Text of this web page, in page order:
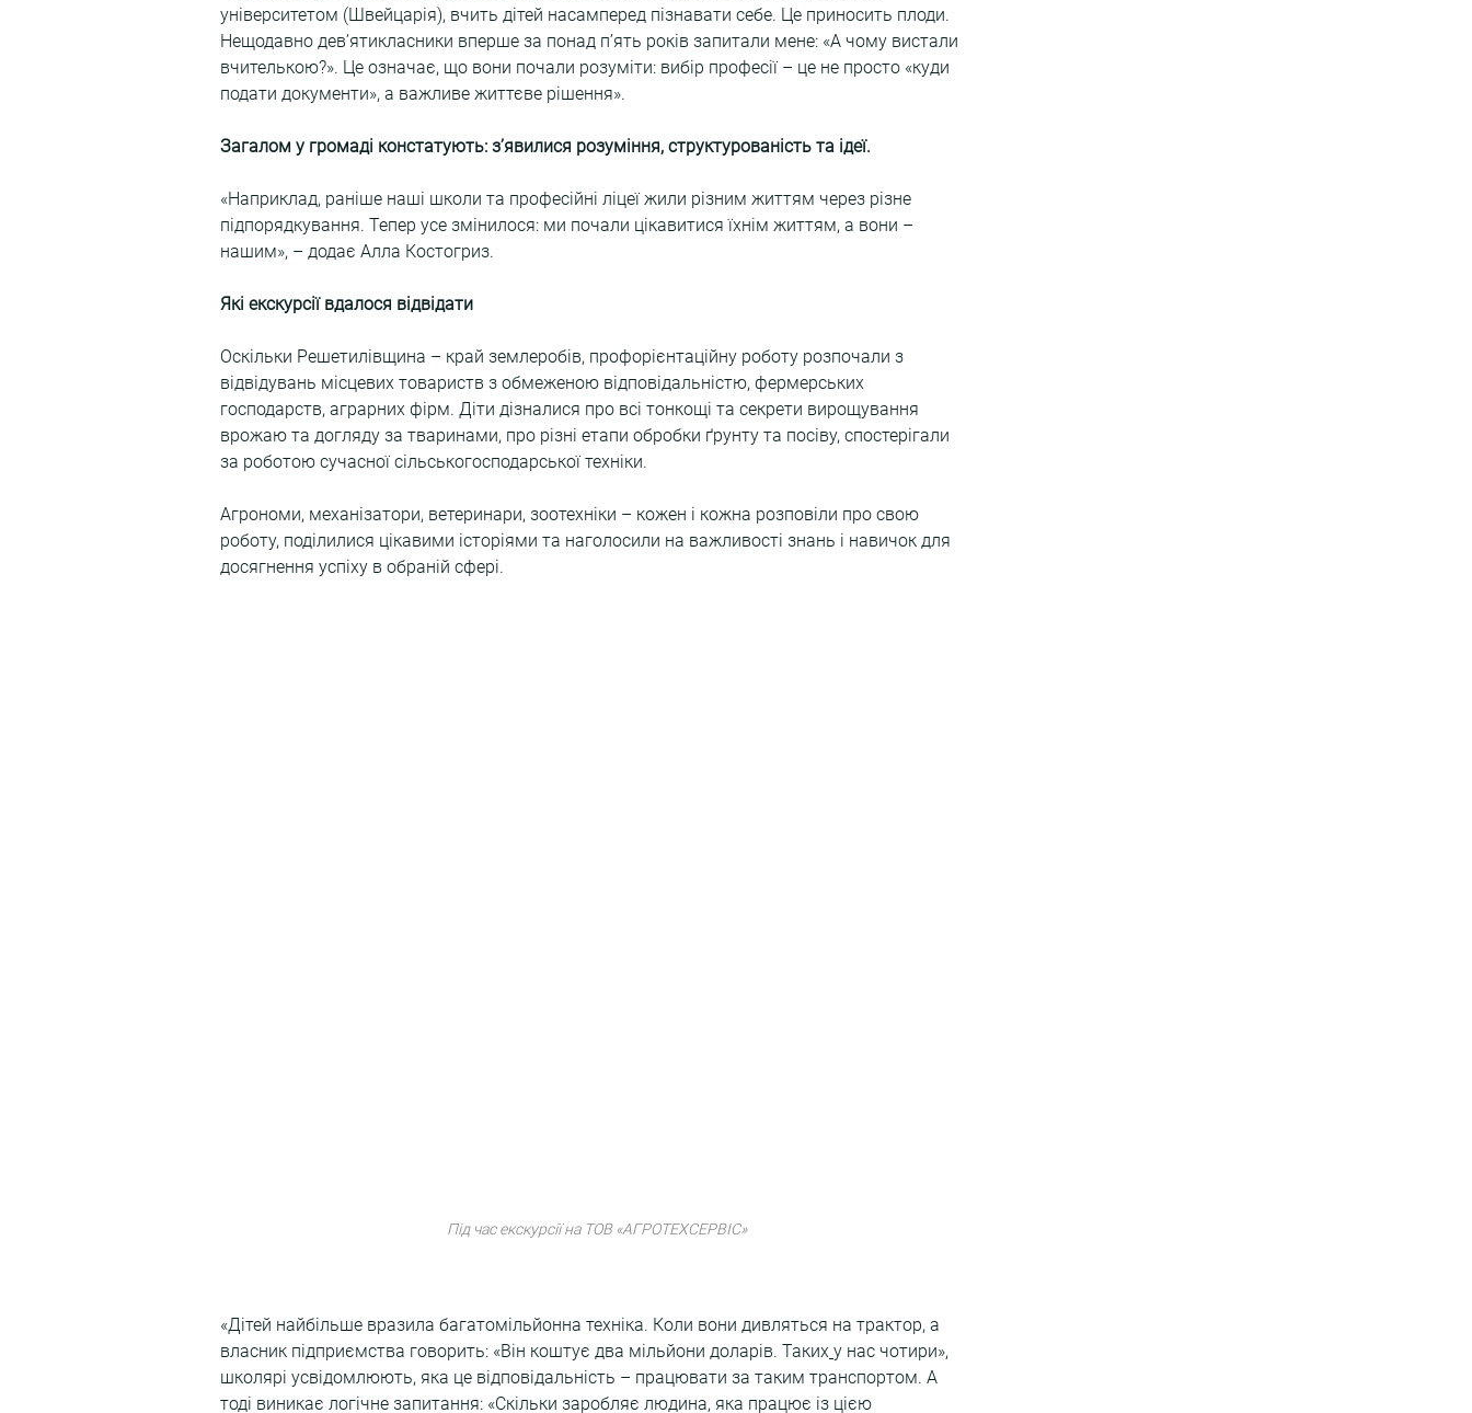
університетом (Швейцарія), вчить дітей насамперед пізнавати себе. Це приносить плоди.
Нещодавно дев’ятикласники вперше за понад п’ять років запитали мене: «А чому вистали
вчителькою?». Це означає, що вони почали розуміти: вибір професії – це не просто «куди
подати документи», а важливе життєве рішення».
Загалом у громаді констатують: зʼявилися розуміння, структурованість та ідеї.
«Наприклад, раніше наші школи та професійні ліцеї жили різним життям через різне
підпорядкування. Тепер усе змінилося: ми почали цікавитися їхнім життям, а вони –
нашим», – додає Алла Костогриз.
Які екскурсії вдалося відвідати
Оскільки Решетилівщина – край землеробів, профорієнтаційну роботу розпочали з
відвідувань місцевих товариств з обмеженою відповідальністю, фермерських
господарств, аграрних фірм. Діти дізналися про всі тонкощі та секрети вирощування
врожаю та догляду за тваринами, про різні етапи обробки ґрунту та посіву, спостерігали
за роботою сучасної сільськогосподарської техніки.
Агрономи, механізатори, ветеринари, зоотехніки – кожен і кожна розповіли про свою
роботу, поділилися цікавими історіями та наголосили на важливості знань і навичок для
досягнення успіху в обраній сфері.
Під час екскурсії на ТОВ «АГРОТЕХСЕРВІС»
«Дітей найбільше вразила багатомільйонна техніка. Коли вони дивляться на трактор, а
власник підприємства говорить: «Він коштує два мільйони доларів. Таких у нас чотири»,
школярі усвідомлюють, яка це відповідальність – працювати за таким транспортом. А
тоді виникає логічне запитання: «Скільки заробляє людина, яка працює із цією